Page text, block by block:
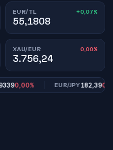
EUR/TL +0,07%
55,1808
XAU/EUR 0,00%
3.756,24
0,00% EUR/JPY182,390,00%